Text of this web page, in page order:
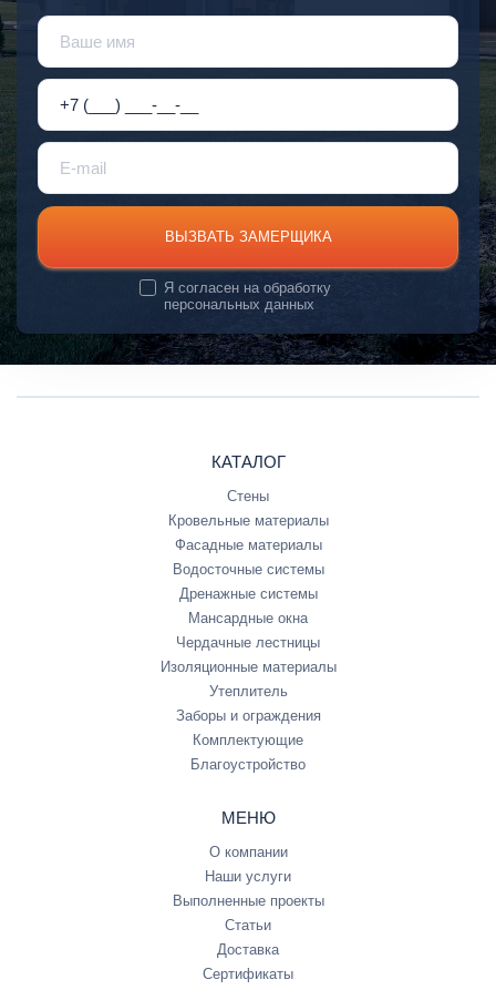
ВЫЗВАТЬ ЗАМЕРЩИКА
Я согласен наобработку
персональных данных
КАТАЛОГ
Стены
Кровельные материалы
Фасадные материалы
Водосточные системы
Дренажные системы
Мансардные окна
Чердачные лестницы
Изоляционные материалы
Утеплитель
Заборы и ограждения
Комплектующие
Благоустройство
МЕНЮ
О компании
Наши услуги
Выполненные проекты
Статьи
Доставка
Сертификаты